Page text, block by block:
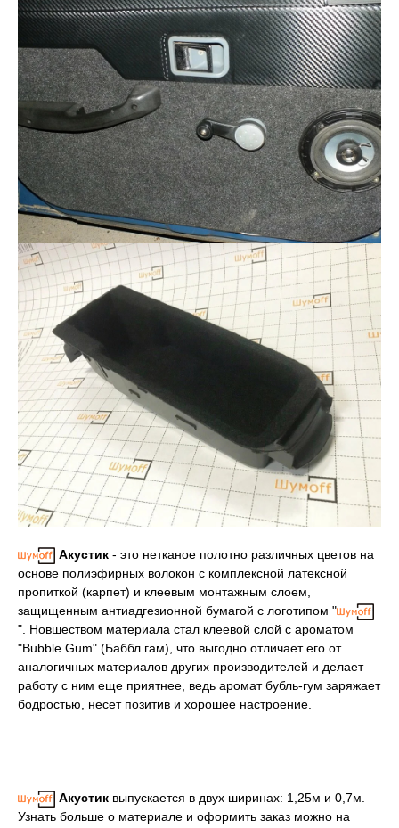
Акустик - это нетканое полотно различных цветов на
основе полиэфирных волокон с комплексной латексной
пропиткой (карпет) и клеевым монтажным слоем,
защищенным антиадгезионной бумагой с логотипом "
". Новшеством материала стал клеевой слой с ароматом
"Bubble Gum" (Баббл гам), что выгодно отличает его от
аналогичных материалов других производителей и делает
работу с ним еще приятнее, ведь аромат бубль-гум заряжает
бодростью, несет позитив и хорошее настроение.
Акустик выпускается в двух ширинах: 1,25м и 0,7м.
Узнать больше о материале и оформить заказ можно на